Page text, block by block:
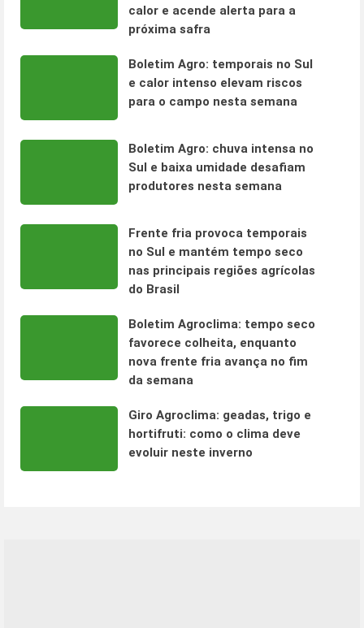
calor e acende alerta para a
próxima safra
Boletim Agro: temporais no Sul
e calor intenso elevam riscos
para o campo nesta semana
Boletim Agro: chuva intensa no
Sul e baixa umidade desafiam
produtores nesta semana
Frente fria provoca temporais
no Sul e mantém tempo seco
nas principais regiões agrícolas
do Brasil
Boletim Agroclima: tempo seco
favorece colheita, enquanto
nova frente fria avança no fim
da semana
Giro Agroclima: geadas, trigo e
hortifruti: como o clima deve
evoluir neste inverno